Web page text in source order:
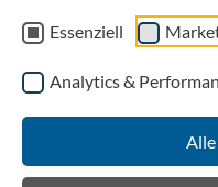
Essenziell
Analytics &
Aktuell / Presse